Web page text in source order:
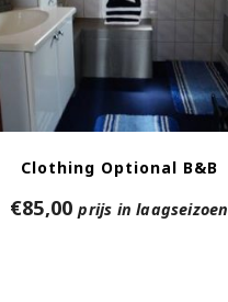
Clothing Optional B&B
€85,00 prijs in laagseizoen